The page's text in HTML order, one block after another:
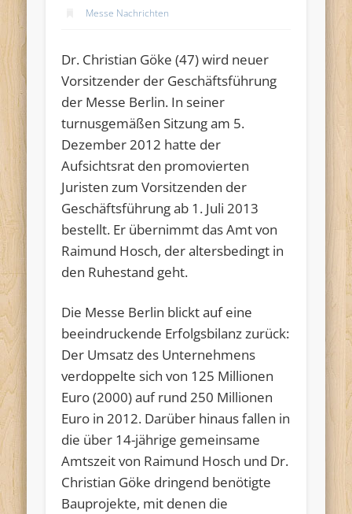
Messe Nachrichten
Dr. Christian Göke (47) wird neuer
Vorsitzender der Geschäftsführung
der Messe Berlin. In seiner
turnusgemäßen Sitzung am 5.
Dezember 2012 hatte der
Aufsichtsrat den promovierten
Juristen zum Vorsitzenden der
Geschäftsführung ab 1. Juli 2013
bestellt. Er übernimmt das Amt von
Raimund Hosch, der altersbedingt in
den Ruhestand geht.
Die Messe Berlin blickt auf eine
beeindruckende Erfolgsbilanz zurück:
Der Umsatz des Unternehmens
verdoppelte sich von 125 Millionen
Euro (2000) auf rund 250 Millionen
Euro in 2012. Darüber hinaus fallen in
die über 14-jährige gemeinsame
Amtszeit von Raimund Hosch und Dr.
Christian Göke dringend benötigte
Bauprojekte, mit denen die